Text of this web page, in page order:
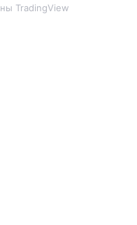
TradingView